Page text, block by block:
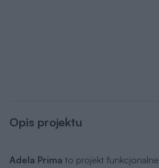
Opis projektu
Adela Prima to projekt